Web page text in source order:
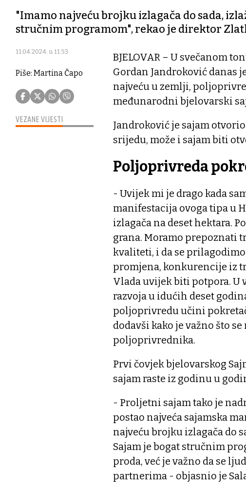
"Imamo najveću brojku izlagača do sada,
stručnim programom", rekao je direktor
11.04.2024. u 11:53
Piše: Martina Čapo
VEZANE VIJESTI
BJELOVAR – U svečanom
Gordan Jandroković danas
najveću u zemlji,
međunarodni bjelovarski
Jandroković je sajam
srijedu, može i sajam biti
Poljoprivreda
- Uvijek mi je drago kada
manifestacija ovoga tipa u
izlagača na deset hektara.
grana. Moramo prepoznati
kvaliteti, i da se
promjena, konkurencije iz
Vlada uvijek biti potpora. U
razvoja u idućih deset
poljoprivredu učini
dodavši kako je važno što
poljoprivrednika.
Prvi čovjek bjelovarskog
sajam raste iz godinu u
- Proljetni sajam tako je
postao najveća sajamska
najveću brojku izlagača do
Sajam je bogat stručnim
proda, već je važno da se
partnerima - objasnio je